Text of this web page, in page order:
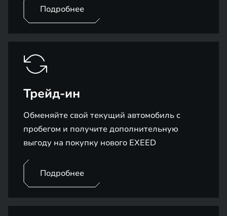
Подробнее
Трейд-ин
Обменяйте свой текущий автомобиль с
пробегом и получите дополнительную
выгоду на покупку нового EXEED
Подробнее